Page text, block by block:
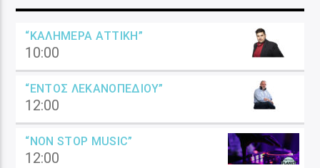
“ΚΑΛΗΜΈΡΑ ΑΤΤΙΚΉ”
10:00
“ΕΝΤΌΣ ΛΕΚΑΝΟΠΕΔΊΟΥ”
12:00
“NON STOP MUSIC”
12:00